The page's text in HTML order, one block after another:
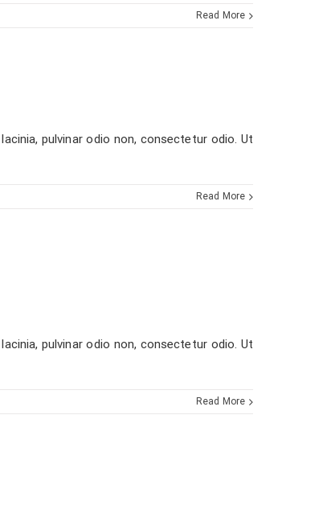
Read More
pulvinar odio non, consectetur odio. Ut
Read More
pulvinar odio non, consectetur odio. Ut
Read More